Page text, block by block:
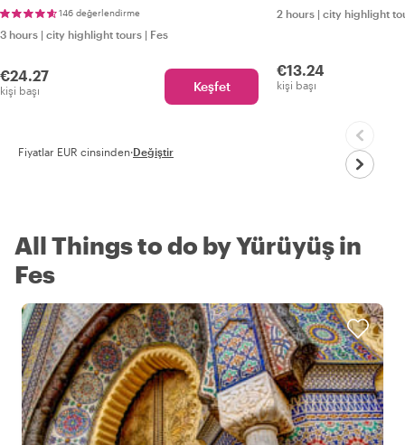
146 değerlendirme
3 hours | city highlight tours | Fes
€24.27
kişi başı Keşfet
2 hours | city highlight
€13.24
kişi başı
Fiyatlar EUR cinsinden·Değiştir
All Things to do by Yürüyüş in
Fes